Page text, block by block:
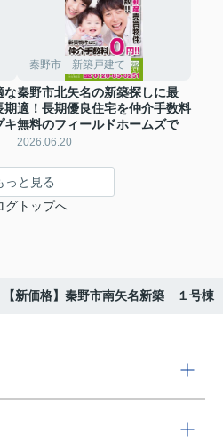
な
期
キ
秦野市 新築戸建て
秦野市北矢名の新築探しに最
適！長期優良住宅を仲介手数料
無料のフィールドホームズで
2026.06.20
っと見る
グトップへ
【新価格】秦野市南矢名新築 １号棟